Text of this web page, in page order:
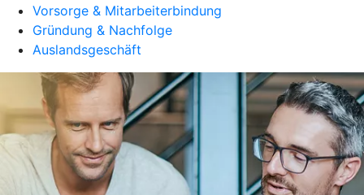
Vorsorge & Mitarbeiterbindung
Gründung & Nachfolge
Auslandsgeschäft